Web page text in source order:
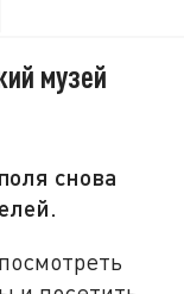
музей
снова